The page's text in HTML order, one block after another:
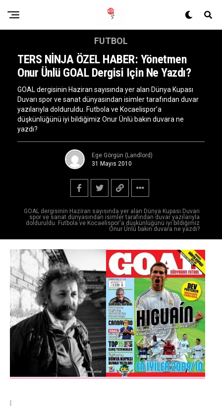
GOAL dergisinin Haziran sayısında yer alan Dünya Kupası Duvarı
spor ve sanat dünyasından isimler tarafından duvar yazılarıyla
dolduruldu. Futbola ve Kocaelispor'a düşkünlüğünü iyi bildiğimiz
Onur Ünlü bakın duvara ne yazdı?
FUTBOL
TERS NİNJA ÖZEL HABER: Yönetmen
Onur Ünlü GOAL Dergisi Için Ne Yazdı?
GOAL dergisinin Haziran sayısında yer alan Dünya Kupası
Duvarı spor ve sanat dünyasından isimler tarafından duvar
yazılarıyla dolduruldu. Futbola ve Kocaelispor’a
düşkünlüğünü iyi bildiğimiz Onur Ünlü bakın duvara ne
yazdı?
Ege Görgün (Landlord)
31 Mayıs 2010